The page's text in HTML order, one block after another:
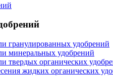
гранулированных удобрений
минеральных удобрений
твердых органических
жидких органических